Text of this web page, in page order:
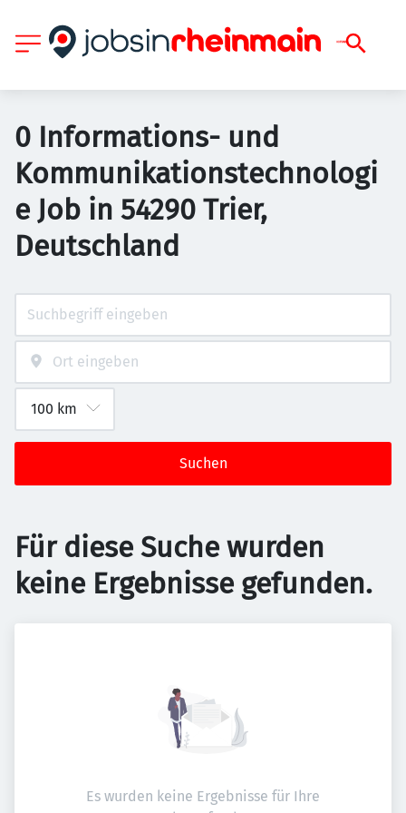
0 Informations- und
Kommunikationstechnologi
e Job in 54290 Trier,
Deutschland
Suchen
Für diese Suche wurden
keine Ergebnisse gefunden.
Es wurden keine Ergebnisse für Ihre